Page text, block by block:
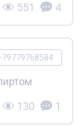
551 4
130 1